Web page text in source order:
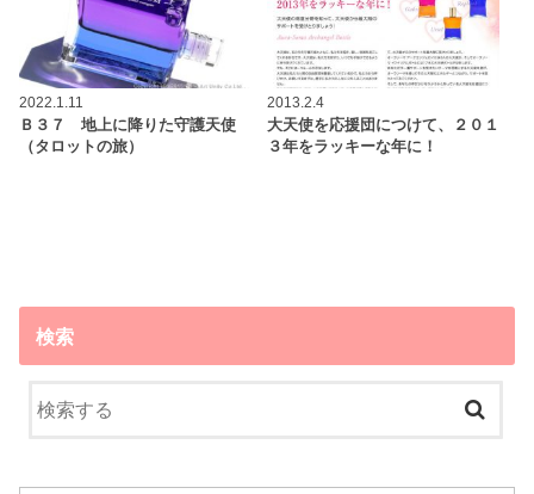
2022.1.11
Ｂ３７ 地上に降りた守護天使
（タロットの旅）
2013.2.4
大天使を応援団につけて、２０１
３年をラッキーな年に！
検索